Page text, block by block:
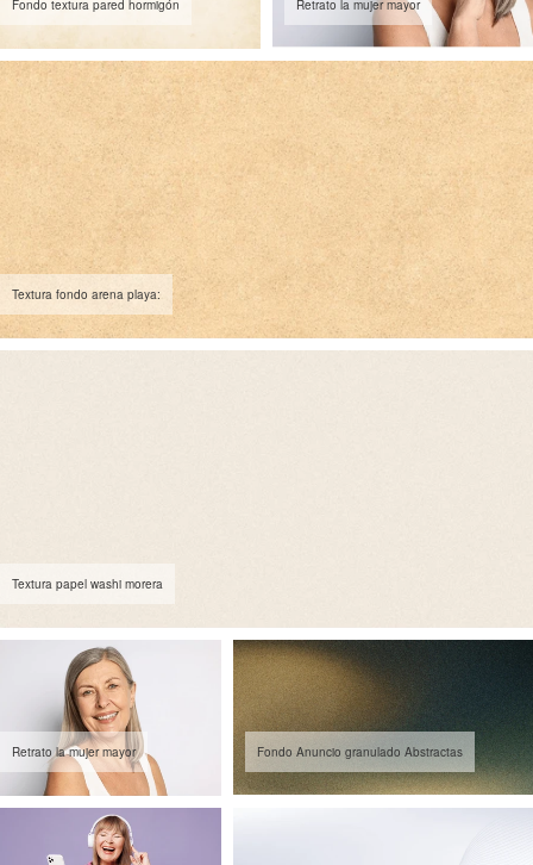
Fondo textura pared hormigón Retrato la mujer mayor
Textura fondo arena playa:
Textura papel washi morera
Retrato la mujer mayor Fondo Anuncio granulado Abstractas